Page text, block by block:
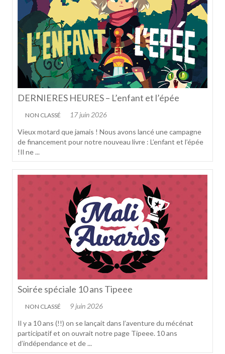
DERNIERES HEURES – L’enfant et l’épée
NON CLASSÉ
17 juin 2026
Vieux motard que jamais ! Nous avons lancé une campagne
de financement pour notre nouveau livre : L’enfant et l’épée
!Il ne ...
Soirée spéciale 10 ans Tipeee
NON CLASSÉ
9 juin 2026
Il y a 10 ans (!!) on se lançait dans l’aventure du mécénat
participatif et on ouvrait notre page Tipeee. 10 ans
d’indépendance et de ...